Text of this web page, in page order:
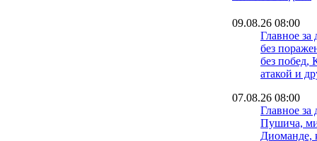
09.08.26 08:00
Главное за
без
без побед,
атакой и
07.08.26 08:00
Главное за
Пушича,
Диоманде,